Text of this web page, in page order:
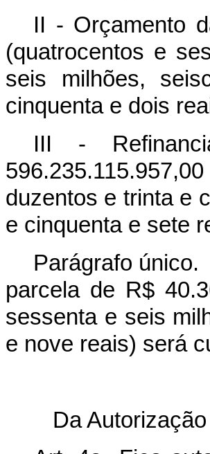
II - Orçamento
(quatrocentos e
seis milhões,
cinquenta e dois
III -
duzentos e trinta e
e cinquenta e sete
Parágrafo
parcela de R$
sessenta e seis
e nove reais) será
Da